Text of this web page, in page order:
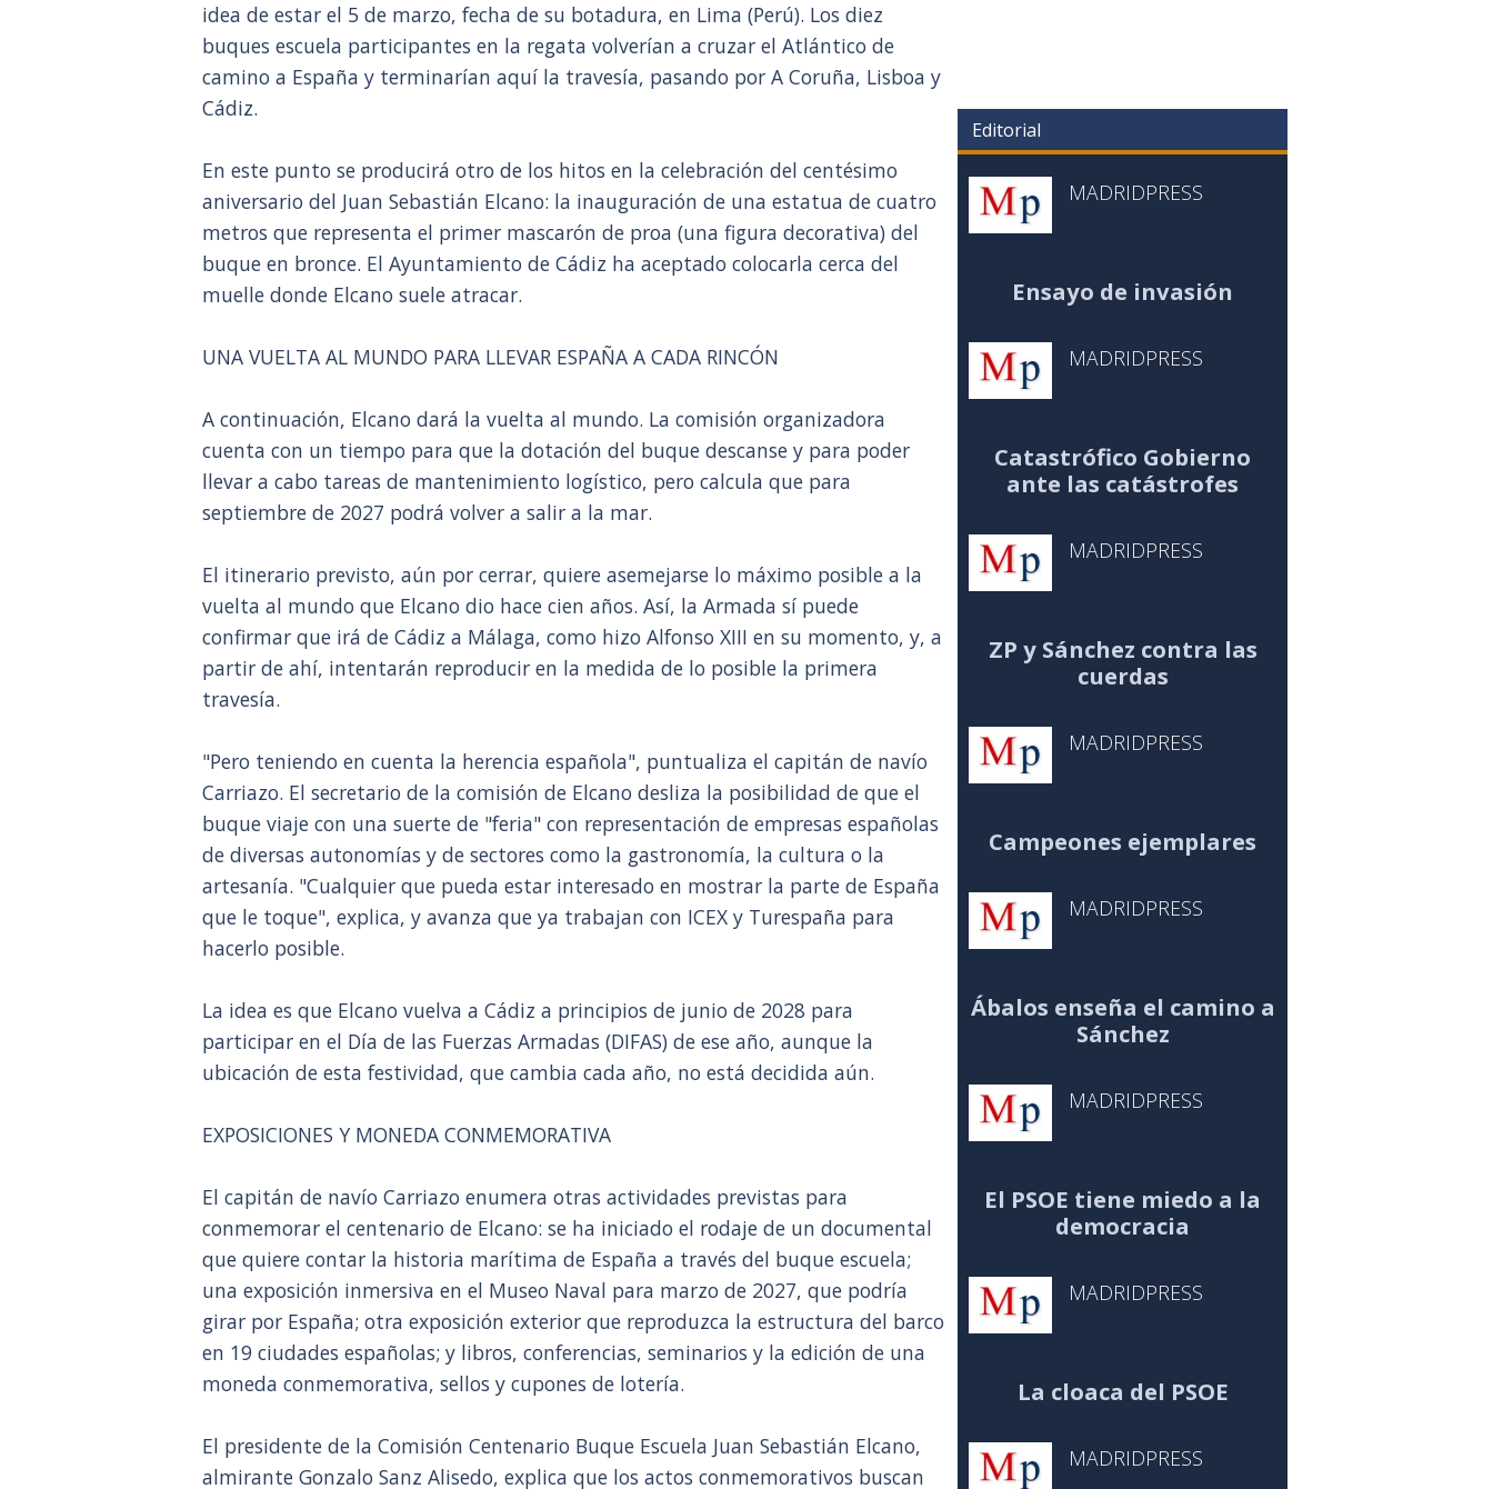
idea de estar el 5 de marzo, fecha de su botadura, en Lima (Perú). Los diez
buques escuela participantes en la regata volverían a cruzar el Atlántico de
camino a España y terminarían aquí la travesía, pasando por A Coruña, Lisboa y
Cádiz.
En este punto se producirá otro de los hitos en la celebración del centésimo
aniversario del Juan Sebastián Elcano: la inauguración de una estatua de cuatro
metros que representa el primer mascarón de proa (una figura decorativa) del
buque en bronce. El Ayuntamiento de Cádiz ha aceptado colocarla cerca del
muelle donde Elcano suele atracar.
UNA VUELTA AL MUNDO PARA LLEVAR ESPAÑA A CADA RINCÓN
A continuación, Elcano dará la vuelta al mundo. La comisión organizadora
cuenta con un tiempo para que la dotación del buque descanse y para poder
llevar a cabo tareas de mantenimiento logístico, pero calcula que para
septiembre de 2027 podrá volver a salir a la mar.
El itinerario previsto, aún por cerrar, quiere asemejarse lo máximo posible a la
vuelta al mundo que Elcano dio hace cien años. Así, la Armada sí puede
confirmar que irá de Cádiz a Málaga, como hizo Alfonso XIII en su momento, y, a
partir de ahí, intentarán reproducir en la medida de lo posible la primera
travesía.
"Pero teniendo en cuenta la herencia española", puntualiza el capitán de navío
Carriazo. El secretario de la comisión de Elcano desliza la posibilidad de que el
buque viaje con una suerte de "feria" con representación de empresas españolas
de diversas autonomías y de sectores como la gastronomía, la cultura o la
artesanía. "Cualquier que pueda estar interesado en mostrar la parte de España
que le toque", explica, y avanza que ya trabajan con ICEX y Turespaña para
hacerlo posible.
La idea es que Elcano vuelva a Cádiz a principios de junio de 2028 para
participar en el Día de las Fuerzas Armadas (DIFAS) de ese año, aunque la
ubicación de esta festividad, que cambia cada año, no está decidida aún.
EXPOSICIONES Y MONEDA CONMEMORATIVA
El capitán de navío Carriazo enumera otras actividades previstas para
conmemorar el centenario de Elcano: se ha iniciado el rodaje de un documental
que quiere contar la historia marítima de España a través del buque escuela;
una exposición inmersiva en el Museo Naval para marzo de 2027, que podría
girar por España; otra exposición exterior que reproduzca la estructura del barco
en 19 ciudades españolas; y libros, conferencias, seminarios y la edición de una
moneda conmemorativa, sellos y cupones de lotería.
El presidente de la Comisión Centenario Buque Escuela Juan Sebastián Elcano,
almirante Gonzalo Sanz Alisedo, explica que los actos conmemorativos buscan
Editorial
MADRIDPRESS
Ensayo de invasión
MADRIDPRESS
Catastrófico Gobierno
ante las catástrofes
MADRIDPRESS
ZP y Sánchez contra las
cuerdas
MADRIDPRESS
Campeones ejemplares
MADRIDPRESS
Ábalos enseña el camino a
Sánchez
MADRIDPRESS
El PSOE tiene miedo a la
democracia
MADRIDPRESS
La cloaca del PSOE
MADRIDPRESS